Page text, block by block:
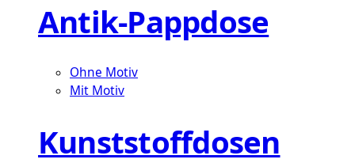
Antik-Pappdose
Ohne Motiv
Mit Motiv
Kunststoffdosen